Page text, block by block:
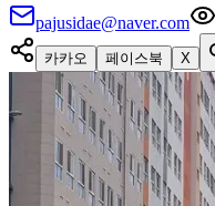
pajusidae@naver.com
카카오 페이스북 X